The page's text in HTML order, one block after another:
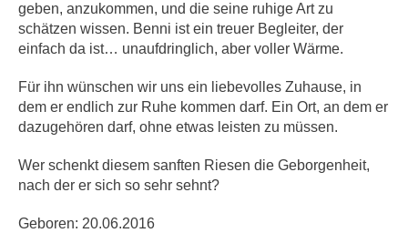
geben, anzukommen, und die seine ruhige Art zu
schätzen wissen. Benni ist ein treuer Begleiter, der
einfach da ist… unaufdringlich, aber voller Wärme.
Für ihn wünschen wir uns ein liebevolles Zuhause, in
dem er endlich zur Ruhe kommen darf. Ein Ort, an dem er
dazugehören darf, ohne etwas leisten zu müssen.
Wer schenkt diesem sanften Riesen die Geborgenheit,
nach der er sich so sehr sehnt?
Geboren: 20.06.2016